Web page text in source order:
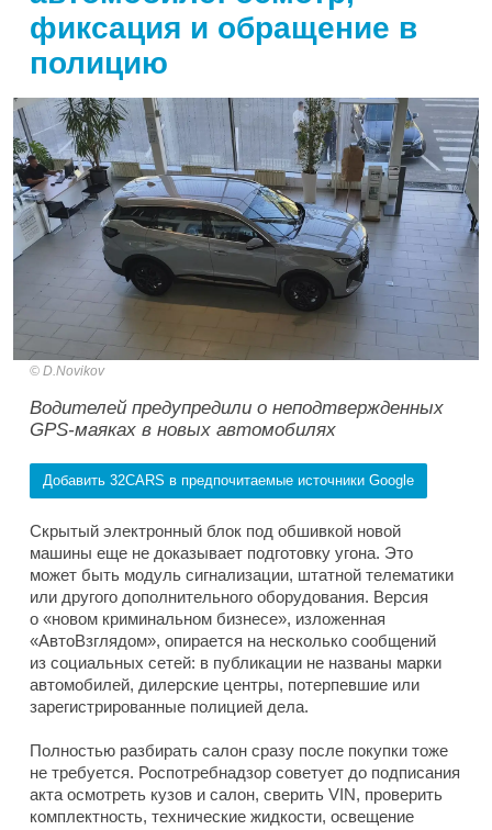
фиксация и обращение в
полицию
D.Novikov
Водителей предупредили о неподтвержденных
GPS-маяках в новых автомобилях
Добавить 32CARS в предпочитаемые источники Google
Скрытый электронный блок под обшивкой новой
машины еще не доказывает подготовку угона. Это
может быть модуль сигнализации, штатной телематики
или другого дополнительного оборудования. Версия
о «новом криминальном бизнесе», изложенная
«АвтоВзглядом», опирается на несколько сообщений
из социальных сетей: в публикации не названы марки
автомобилей, дилерские центры, потерпевшие или
зарегистрированные полицией дела.
Полностью разбирать салон сразу после покупки тоже
не требуется. Роспотребнадзор советует до подписания
акта осмотреть кузов и салон, сверить VIN, проверить
комплектность, технические жидкости, освещение